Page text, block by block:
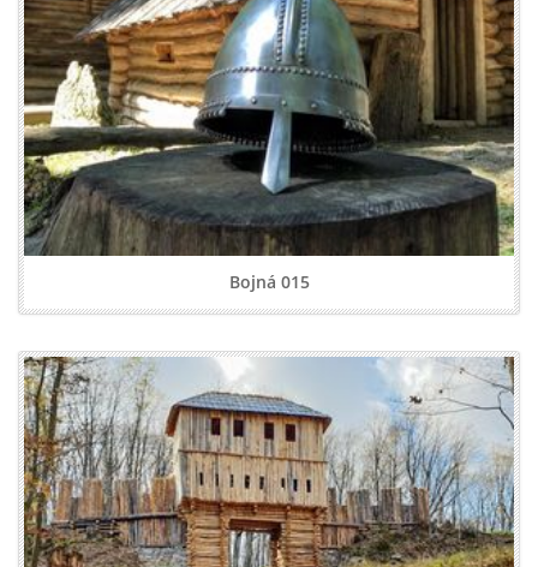
Bojná 015